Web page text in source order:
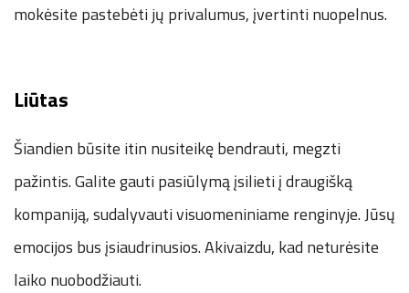
mokėsite pastebėti jų privalumus, įvertinti nuopelnus.
Liūtas
Šiandien būsite itin nusiteikę bendrauti, megzti
pažintis. Galite gauti pasiūlymą įsilieti į draugišką
kompaniją, sudalyvauti visuomeniniame renginyje. Jūsų
emocijos bus įsiaudrinusios. Akivaizdu, kad neturėsite
laiko nuobodžiauti.